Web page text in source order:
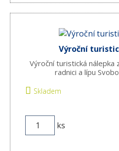
Výroční
Výroční turistická nálepka
radnici a lípu
Skladem
ks